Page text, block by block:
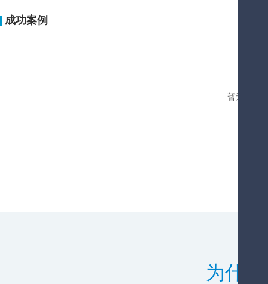
成功案例
暂无您要
为什